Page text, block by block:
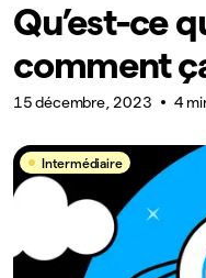
Qu’est-ce
comment
15 décembre, 2023 4
Intermédiaire